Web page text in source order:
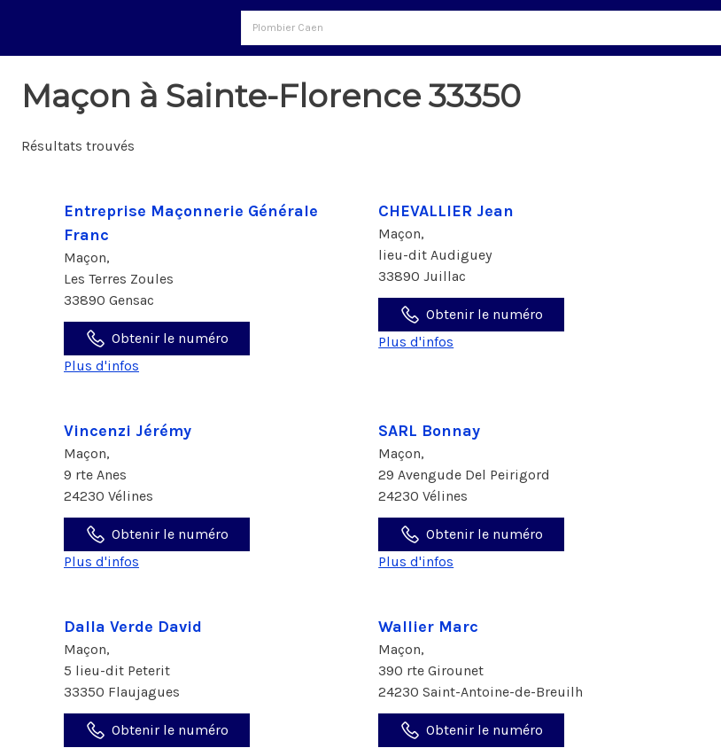
Maçon à Sainte-Florence 33350
Résultats trouvés
Entreprise Maçonnerie Générale
Franc
Maçon,
Les Terres Zoules
33890 Gensac
Obtenir le numéro
Plus d'infos
CHEVALLIER Jean
Maçon,
lieu-dit Audiguey
33890 Juillac
Obtenir le numéro
Plus d'infos
Vincenzi Jérémy
Maçon,
9 rte Anes
24230 Vélines
Obtenir le numéro
Plus d'infos
SARL Bonnay
Maçon,
29 Avengude Del Peirigord
24230 Vélines
Obtenir le numéro
Plus d'infos
Dalla Verde David
Maçon,
5 lieu-dit Peterit
33350 Flaujagues
Obtenir le numéro
Wallier Marc
Maçon,
390 rte Girounet
24230 Saint-Antoine-de-Breuilh
Obtenir le numéro